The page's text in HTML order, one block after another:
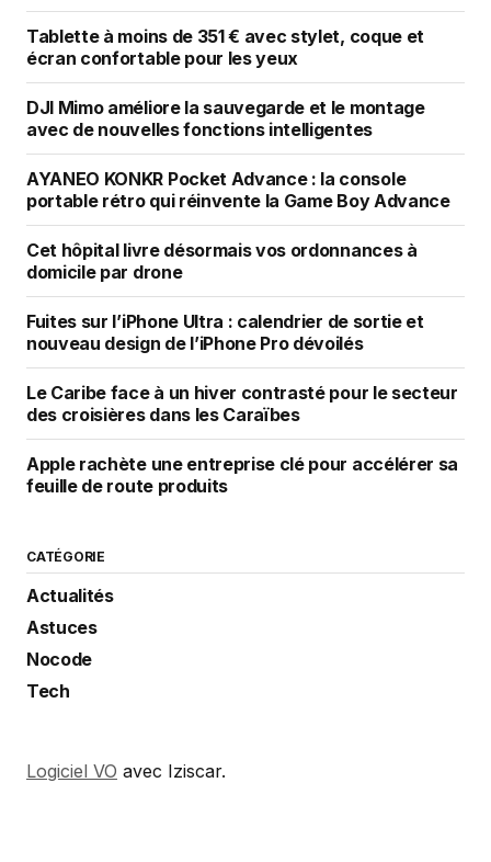
Tablette à moins de 351 € avec stylet, coque et
écran confortable pour les yeux
DJI Mimo améliore la sauvegarde et le montage
avec de nouvelles fonctions intelligentes
AYANEO KONKR Pocket Advance : la console
portable rétro qui réinvente la Game Boy Advance
Cet hôpital livre désormais vos ordonnances à
domicile par drone
Fuites sur l’iPhone Ultra : calendrier de sortie et
nouveau design de l’iPhone Pro dévoilés
Le Caribe face à un hiver contrasté pour le secteur
des croisières dans les Caraïbes
Apple rachète une entreprise clé pour accélérer sa
feuille de route produits
CATÉGORIE
Actualités
Astuces
Nocode
Tech
Logiciel VO avec Iziscar.